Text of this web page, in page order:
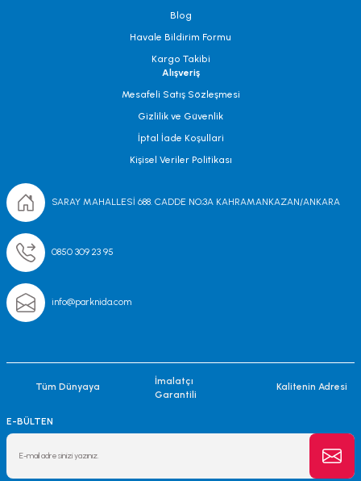
Blog
Havale Bildirim Formu
Kargo Takibi
Alışveriş
Mesafeli Satış Sözleşmesi
Gizlilik ve Güvenlik
İptal İade Koşullari
Kişisel Veriler Politikası
SARAY MAHALLESİ 688. CADDE NO;3A KAHRAMANKAZAN/ANKARA
0850 309 23 95
info@parknida.com
Tüm Dünyaya
İmalatçı
Garantili
Kalitenin Adresi
E-BÜLTEN